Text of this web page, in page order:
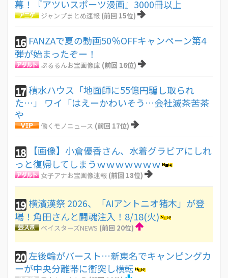
幕！『アツいスポーツ漫画』3000冊以上
ジャンプまとめ速報 (前回 15位)
16 FANZAで夏の動画50％OFFキャンペーン第4
弾が始まったぞー！
ぷるるんお宝画像庫 (前回 16位)
17積水ハウス「地面師に55億円騙し取られ
た…」 ワイ「はえーかわいそう…会社滅茶苦茶
や
働くモノニュース (前回 17位)
18
【画像】小倉優香さん、水着グラビアにしれ
っと復帰してしまうｗｗｗｗｗｗｗ
女子アナお宝画像速報 (前回 18位)
19 横濱漢祭 2026、「AIアントニオ猪木」が登
場！角田さんと闘魂注入！8/18(火)
ベイスターズNEWS (前回 20位)
20左後輪がバースト…新東名でキャンピングカ
ーが中央分離帯に衝突し横転